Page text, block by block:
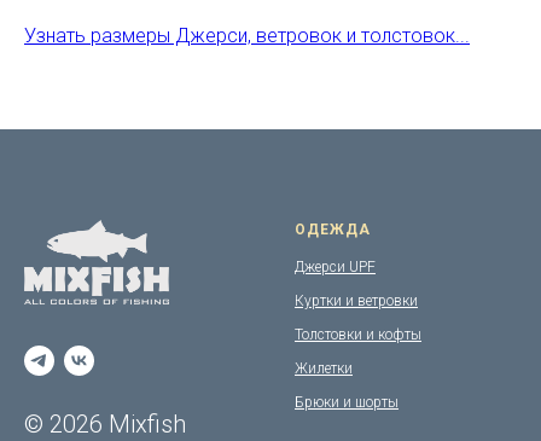
Узнать размеры Джерси, ветровок и толстовок...
© 2026 Mixfish
ОДЕЖДА
Джерси UPF
Куртки и ветровки
Толстовки и кофты
Жилетки
Брюки и шорты